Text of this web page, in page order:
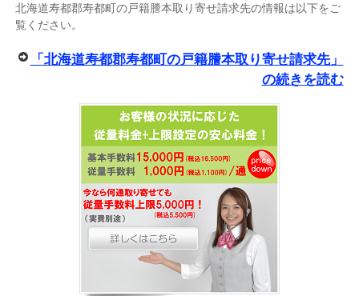
北海道寿都郡寿都町の戸籍謄本取り寄せ請求先の情報は以下をご
覧ください。
「北海道寿都郡寿都町の戸籍謄本取り寄せ請求先」
の続きを読む